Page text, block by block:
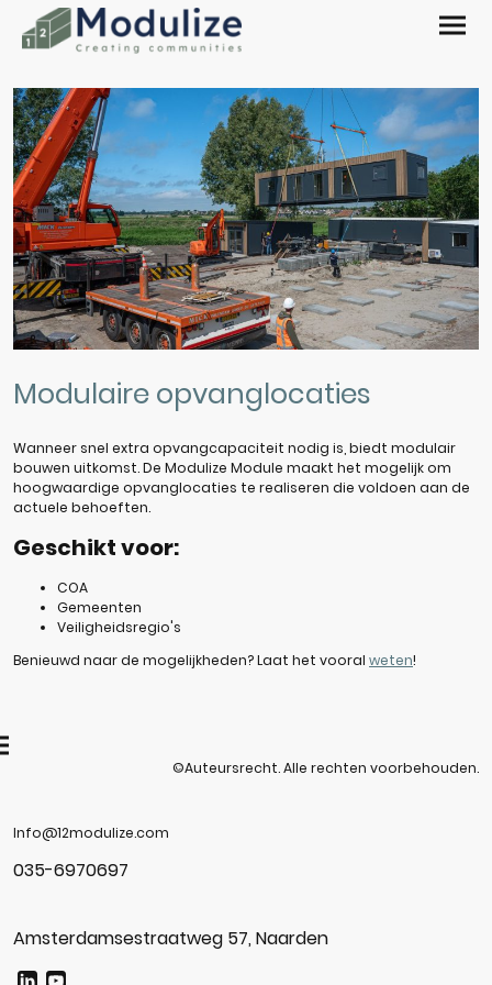
Modulaire opvanglocaties
Wanneer snel extra opvangcapaciteit nodig is, biedt modulair
bouwen uitkomst. De Modulize Module maakt het mogelijk om
hoogwaardige opvanglocaties te realiseren die voldoen aan de
actuele behoeften.
Geschikt voor:
COA
Gemeenten
Veiligheidsregio's
Benieuwd naar de mogelijkheden?Laat het vooral weten!
©Auteursrecht. Alle rechten voorbehouden.
Info@12modulize.com
035-6970697
Amsterdamsestraatweg 57, Naarden